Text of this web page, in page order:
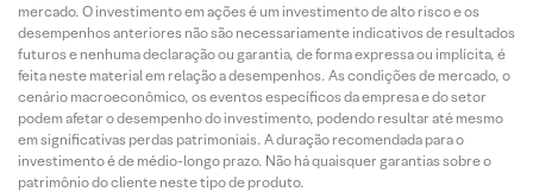
mercado. O investimento em ações é um investimento de alto risco e os
desempenhos anteriores não são necessariamente indicativos de resultados
futuros e nenhuma declaração ou garantia, de forma expressa ou implícita, é
feita neste material em relação a desempenhos. As condições de mercado, o
cenário macroeconômico, os eventos específicos da empresa e do setor
podem afetar o desempenho do investimento, podendo resultar até mesmo
em significativas perdas patrimoniais. A duração recomendada para o
investimento é de médio-longo prazo. Não há quaisquer garantias sobre o
patrimônio do cliente neste tipo de produto.